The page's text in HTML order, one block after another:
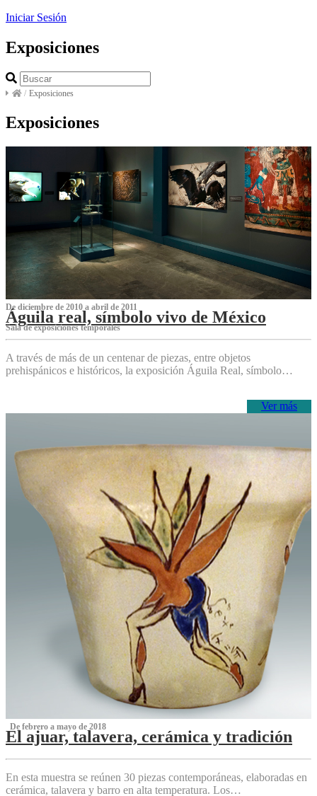
Iniciar Sesión
Exposiciones
/ Exposiciones
Exposiciones
De diciembre de 2010 a abril de 2011
Águila real, símbolo vivo de México
Sala de exposiciones temporales
A través de más de un centenar de piezas, entre objetos
prehispánicos e históricos, la exposición Águila Real, símbolo…
Ver más
‌ De febrero a mayo de 2018
El ajuar, talavera, cerámica y tradición
‌
En esta muestra se reúnen 30 piezas contemporáneas, elaboradas en
cerámica, talavera y barro en alta temperatura. Los…